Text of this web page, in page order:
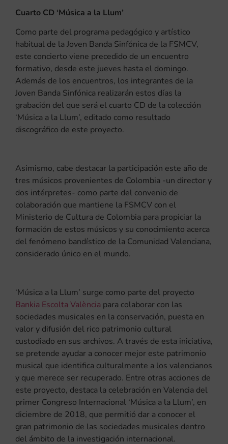
Cuarto CD ‘Música a la Llum’
Como parte del programa pedagógico y artístico
habitual de la Joven Banda Sinfónica de la FSMCV,
este concierto viene precedido de un encuentro
formativo, desde este jueves hasta el domingo.
Además de los encuentros, los integrantes de la
Joven Banda Sinfónica realizarán estos días la
grabación del que será el cuarto CD de la colección
‘Música a la Llum’, editado como resultado
discográfico de este proyecto.
Asimismo, cabe destacar la participación este año de
tres músicos provenientes de Colombia -un director y
dos intérpretes- como parte del convenio de
colaboración que mantiene la FSMCV con el
Ministerio de Cultura de Colombia para propiciar la
formación de estos músicos y su conocimiento acerca
del fenómeno bandístico de la Comunidad Valenciana,
considerado único en el mundo.
‘Música a la Llum’ surge como parte del proyecto
Bankia Escolta València para colaborar con las
sociedades musicales en la conservación, puesta en
valor y difusión del rico patrimonio cultural
custodiado en sus archivos. A través de esta iniciativa,
se pretende ayudar a conocer mejor este patrimonio
musical que identifica culturalmente a los valencianos
y que merece ser recuperado. Entre otras acciones de
este proyecto, destaca la celebración en Valencia del
primer Congreso Internacional ‘Música a la Llum’, en
diciembre de 2018, que permitió dar a conocer el
gran patrimonio de las sociedades musicales dentro
del ámbito de la investigación internacional.